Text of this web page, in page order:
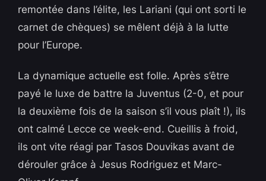
remontée dans l’élite, les Lariani (qui ont sorti le
carnet de chèques) se mêlent déjà à la lutte
pour l’Europe.
La dynamique actuelle est folle. Après s’être
payé le luxe de battre la Juventus (2-0, et pour
la deuxième fois de la saison s’il vous plaît !), ils
ont calmé Lecce ce week-end. Cueillis à froid,
ils ont vite réagi par Tasos Douvikas avant de
dérouler grâce à Jesus Rodriguez et Marc-